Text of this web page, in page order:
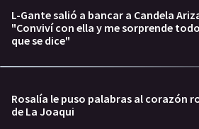
L-Gante salió a bancar a Candela
"Conviví con ella y me sorprende
que se dice"
Rosalía le puso palabras al corazón
de La Joaqui